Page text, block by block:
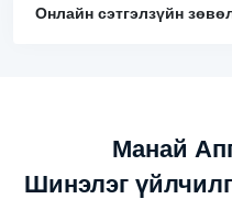
Онлайн сэтгэлзүйн
Манай
Шинэлэг